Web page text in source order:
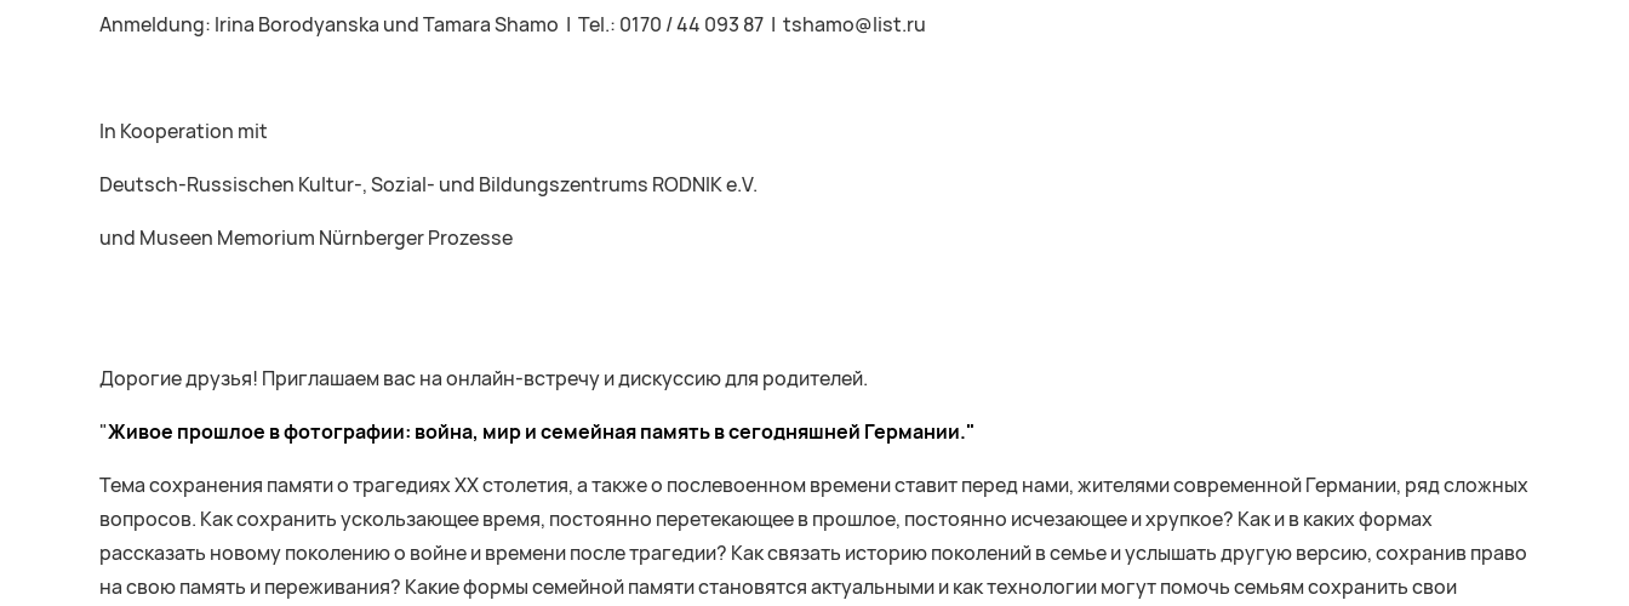
Anmeldung: Irina Borodyanska und Tamara Shamo | Tel.: 0170 / 44 093 87 | tshamo@list.ru
In Kooperation mit
Deutsch-Russischen Kultur-, Sozial- und Bildungszentrums RODNIK e.V.
und Museen Memorium Nürnberger Prozesse
Дорогие друзья! Приглашаем вас на онлайн-встречу и дискуссию для родителей.
"Живое прошлое в фотографии: война, мир и семейная памятьв сегодняшней Германии."
Тема сохранения памяти о трагедиях ХХ столетия, а также о послевоенном времени ставит перед нами, жителями современной Германии, ряд сложных
вопросов. Как сохранить ускользающее время, постоянно перетекающее в прошлое, постоянно исчезающее и хрупкое? Как и в каких формах
рассказать новому поколению о войне и времени после трагедии? Как связать историю поколений в семье и услышать другую версию, сохранив право
на свою память и переживания? Какие формы семейной памяти становятся актуальными и как технологии могут помочь семьям сохранить свои